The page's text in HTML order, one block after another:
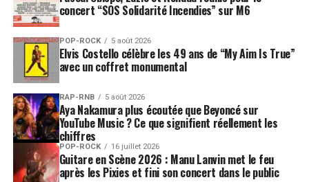
concert “SOS Solidarité Incendies” sur M6
POP-ROCK 5 août 2026
Elvis Costello célèbre les 49 ans de “My Aim Is True”
avec un coffret monumental
RAP-RNB 5 août 2026
Aya Nakamura plus écoutée que Beyoncé sur
YouTube Music ? Ce que signifient réellement les
chiffres
POP-ROCK 16 juillet 2026
Guitare en Scène 2026 : Manu Lanvin met le feu
après les Pixies et fini son concert dans le public